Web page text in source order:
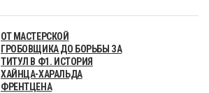
ОТ МАСТЕРСКОЙ
ГРОБОВЩИКА ДО БОРЬБЫ ЗА
ТИТУЛ В Ф1. ИСТОРИЯ
ХАЙНЦА-ХАРАЛЬДА
ФРЕНТЦЕНА